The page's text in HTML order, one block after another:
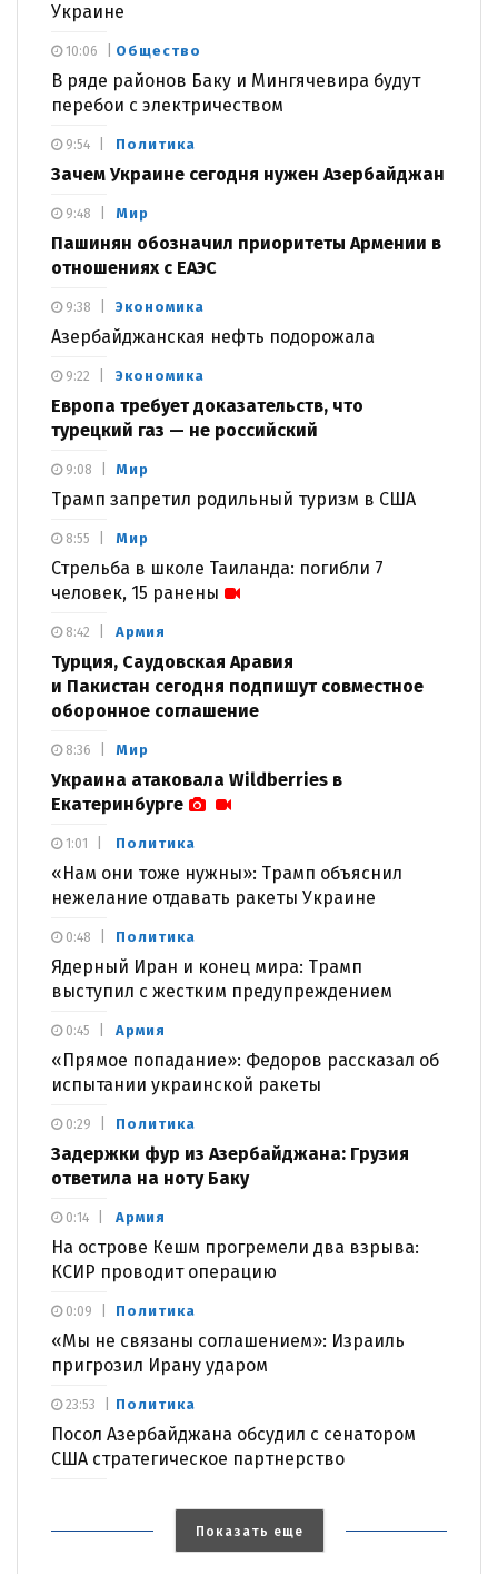
Украине
Общество
В ряде районов Баку и Мингячевира будут
перебои с электричеством
10:06
Политика
Зачем Украине сегодня нужен Азербайджан
9:54
Мир
Пашинян обозначил приоритеты Армении в
отношениях с ЕАЭС
9:48
Экономика
Азербайджанская нефть подорожала
9:38
Экономика
Европа требует доказательств, что
турецкий газ — не российский
9:22
Мир
Трамп запретил родильный туризм в США
9:08
Мир
Стрельба в школе Таиланда: погибли 7
человек, 15 ранены
8:55
Армия
Турция, Саудовская Аравия
и Пакистан сегодня подпишут совместное
оборонное соглашение
8:42
Мир
Украина атаковала Wildberries в
Екатеринбурге
8:36
Политика
«Нам они тоже нужны»: Трамп объяснил
нежелание отдавать ракеты Украине
1:01
Политика
Ядерный Иран и конец мира: Трамп
выступил с жестким предупреждением
0:48
Армия
«Прямое попадание»: Федоров рассказал об
испытании украинской ракеты
0:45
Политика
Задержки фур из Азербайджана: Грузия
ответила на ноту Баку
0:29
Армия
На острове Кешм прогремели два взрыва:
КСИР проводит операцию
0:14
Политика
«Мы не связаны соглашением»: Израиль
пригрозил Ирану ударом
0:09
Политика
Посол Азербайджана обсудил с сенатором
США стратегическое партнерство
23:53
Показать еще